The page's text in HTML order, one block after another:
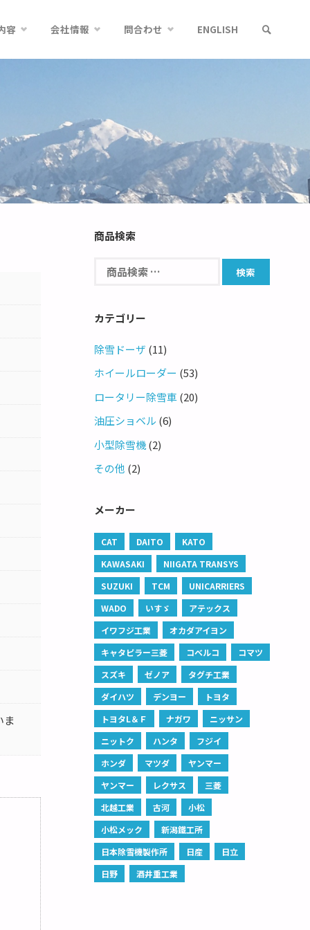
容 会社情報 問合わせ ENGLISH
ま
商品検索
カテゴリー
除雪ドーザ (11)
ホイールローダー (53)
ロータリー除雪車 (20)
油圧ショベル (6)
小型除雪機 (2)
その他 (2)
メーカー
CAT DAITO
KATO
KAWASAKI
NIIGATA TRANSYS
SUZUKI
TCM
UNICARRIERS
WADO
いすゞ
アテックス
イワフジ工業
オカダアイヨン
キャタピラー三菱
コベルコ
コマツ
スズキ
ゼノア
タグチ工業
ダイハツ
デンヨー
トヨタ
トヨタL＆Ｆ
ナガワ
ニッサン
ニットク
ハンタ
フジイ
ホンダ
マツダ
ヤンマー
ヤンマー
レクサス
三菱
北越工業
古河
小松
小松メック
新潟鐵工所
日本除雪機製作所
日産
日立
日野
酒井重工業